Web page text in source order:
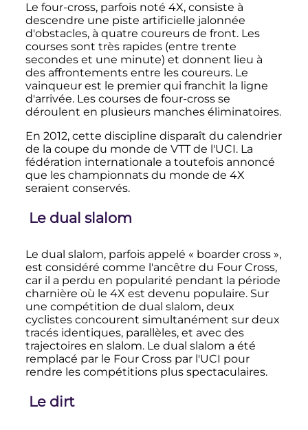
Le four-cross, parfois noté 4X, consiste à
descendre une piste artificielle jalonnée
d'obstacles, à quatre coureurs de front. Les
courses sont très rapides (entre trente
secondes et une minute) et donnent lieu à
des affrontements entre les coureurs. Le
vainqueur est le premier qui franchit la ligne
d'arrivée. Les courses de four-cross se
déroulent en plusieurs manches éliminatoires.
En 2012, cette discipline disparaît du calendrier
de la coupe du monde de VTT de l'UCI. La
fédération internationale a toutefois annoncé
que les championnats du monde de 4X
seraient conservés.
Le dual slalom
Le dual slalom, parfois appelé « boarder cross »,
est considéré comme l'ancêtre du Four Cross,
car il a perdu en popularité pendant la période
charnière où le 4X est devenu populaire. Sur
une compétition de dual slalom, deux
cyclistes concourent simultanément sur deux
tracés identiques, parallèles, et avec des
trajectoires en slalom. Le dual slalom a été
remplacé par le Four Cross par l'UCI pour
rendre les compétitions plus spectaculaires.
Le dirt